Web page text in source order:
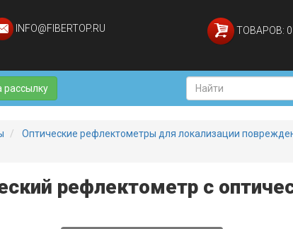
INFO@FIBERTOP.RU ТОВАРОВ: 0
рассылку
Оптические рефлектометры для локализации
рефлектометр с